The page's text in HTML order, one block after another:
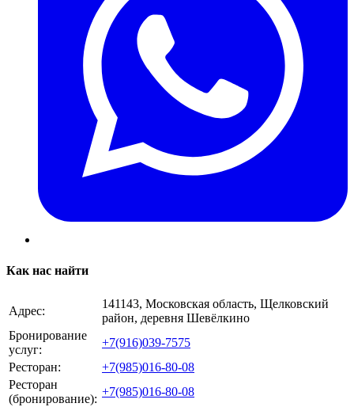
Как нас найти
Адрес:
141143, Московская область, Щелковский
район, деревня Шевёлкино
Бронирование
услуг:
+7(916)039-7575
Ресторан:
+7(985)016-80-08
Ресторан
(бронирование):
+7(985)016-80-08